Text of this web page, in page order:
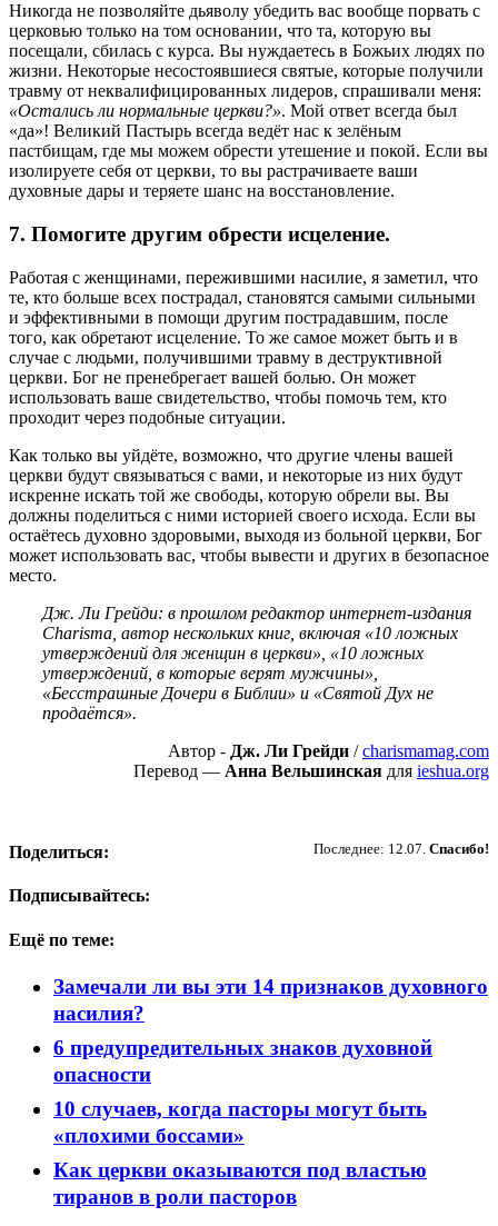
Никогда не позволяйте дьяволу убедить вас вообще порвать с
церковью только на том основании, что та, которую вы
посещали, сбилась с курса. Вы нуждаетесь в Божьих людях по
жизни. Некоторые несостоявшиеся святые, которые получили
травму от неквалифицированных лидеров, спрашивали меня:
«Остались ли нормальные церкви?». Мой ответ всегда был
«да»! Великий Пастырь всегда ведёт нас к зелёным
пастбищам, где мы можем обрести утешение и покой. Если вы
изолируете себя от церкви, то вы растрачиваете ваши
духовные дары и теряете шанс на восстановление.
7. Помогите другим обрести исцеление.
Работая с женщинами, пережившими насилие, я заметил, что
те, кто больше всех пострадал, становятся самыми сильными
и эффективными в помощи другим пострадавшим, после
того, как обретают исцеление. То же самое может быть и в
случае с людьми, получившими травму в деструктивной
церкви. Бог не пренебрегает вашей болью. Он может
использовать ваше свидетельство, чтобы помочь тем, кто
проходит через подобные ситуации.
Как только вы уйдёте, возможно, что другие члены вашей
церкви будут связываться с вами, и некоторые из них будут
искренне искать той же свободы, которую обрели вы. Вы
должны поделиться с ними историей своего исхода. Если вы
остаётесь духовно здоровыми, выходя из больной церкви, Бог
может использовать вас, чтобы вывести и других в безопасное
место.
Дж. Ли Грейди: в прошлом редактор интернет-издания
Charisma, автор нескольких книг, включая «10 ложных
утверждений для женщин в церкви», «10 ложных
утверждений, в которые верят мужчины»,
«Бесстрашные Дочери в Библии» и «Святой Дух не
продаётся».
Автор - Дж. Ли Грейди /charismamag.com
Перевод — Анна Вельшинская для ieshua.org
Последнее: 12.07. Спасибо!
Поделиться:
Подписывайтесь:
Ещё по теме:
Замечали ли вы эти 14 признаков духовного
насилия?
6 предупредительных знаков духовной
опасности
10 случаев, когда пасторы могут быть
«плохими боссами»
Как церкви оказываются под властью
тиранов в роли пасторов